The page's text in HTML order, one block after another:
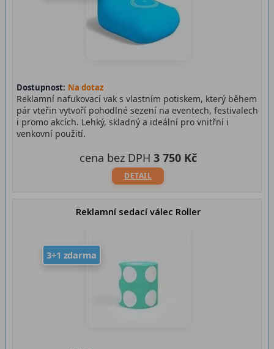
Dostupnost: Na dotaz
Reklamní nafukovací vak s vlastním potiskem, který během
pár vteřin vytvoří pohodlné sezení na eventech, festivalech
i promo akcích. Lehký, skladný a ideální pro vnitřní i
venkovní použití.
DETAIL
cena bez DPH 3 750 Kč
Reklamní sedací válec Roller
3+1 zdarma